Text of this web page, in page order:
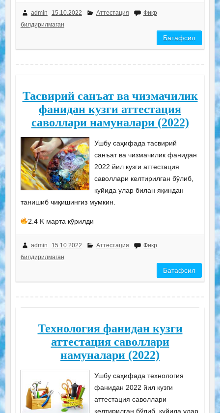
admin 15.10.2022 Аттестация
Фикр
билдирилмаган
Батафсил
Тасвирий санъат ва чизмачилик
фанидан кузги аттестация
саволлари намуналари (2022)
Ушбу саҳифада тасвирий
санъат ва чизмачилик фанидан
2022 йил кузги аттестация
саволлари келтирилган бўлиб,
қуйида улар билан яқиндан
танишиб чиқишингиз мумкин.
2.4 K марта кўрилди
admin 15.10.2022 Аттестация
Фикр
билдирилмаган
Батафсил
Технология фанидан кузги
аттестация саволлари
намуналари (2022)
Ушбу саҳифада технология
фанидан 2022 йил кузги
аттестация саволлари
келтирилган бўлиб, қуйида улар